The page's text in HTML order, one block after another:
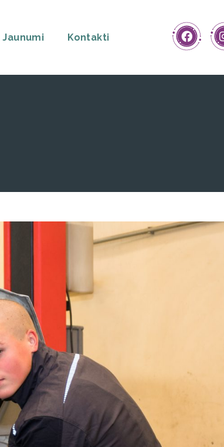
Jaunumi Kontakti